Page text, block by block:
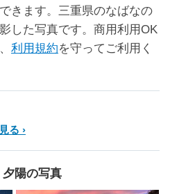
きます。三重県のなばなの
した写真です。商用利用OK
利用規約を守ってご利用く
る
陽の写真